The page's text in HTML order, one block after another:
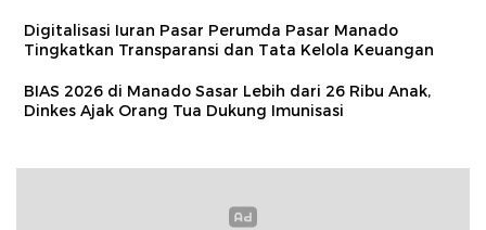
Digitalisasi Iuran Pasar Perumda Pasar Manado
Tingkatkan Transparansi dan Tata Kelola Keuangan
BIAS 2026 di Manado Sasar Lebih dari 26 Ribu Anak,
Dinkes Ajak Orang Tua Dukung Imunisasi